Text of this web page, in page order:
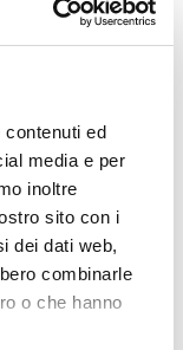
ed
media e per
inoltre
sito con i
dei dati web,
combinarle
o che hanno
trauma: un